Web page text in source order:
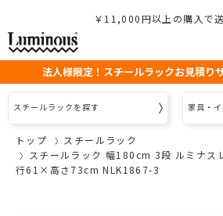
￥11,000円以上の購入で
法人様限定！スチールラックお見積り
スチールラックを探す 家具・
トップ
スチールラック
スチールラック 幅180cm 3段 ルミナ
行61×高さ73cm NLK1867-3